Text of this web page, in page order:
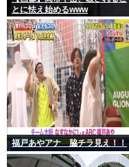
とに怯え始めるwww
福戸あやアナ 脇チラ見え！！